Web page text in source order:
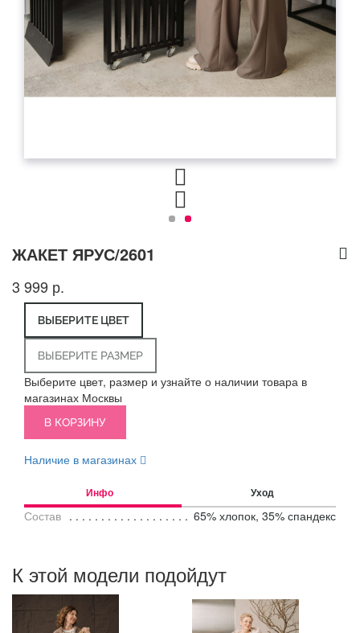
ЖАКЕТ ЯРУС/2601
3 999 р.
ВЫБЕРИТЕ ЦВЕТ
ВЫБЕРИТЕ РАЗМЕР
Выберите цвет, размер и узнайте о наличии товара в
магазинах Москвы
В КОРЗИНУ
Наличие в магазинах
Инфо Уход
Состав 65% хлопок, 35% спандекс
К этой модели подойдут